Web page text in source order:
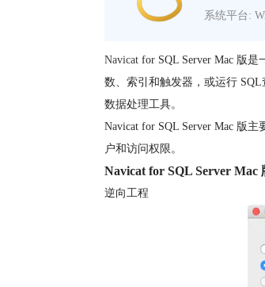
系统平台:
Navicat for SQL Server Mac 版
数、索引和触发器，或运行
数据处理工具。
Navicat for SQL Server Mac 版
户和访问权限。
Navicat for SQL Server Mac
逆向工程